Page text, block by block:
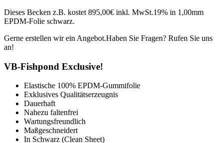
Dieses Becken z.B. kostet 895,00€ inkl. MwSt.19% in 1,00mm
EPDM-Folie schwarz.
Gerne erstellen wir ein Angebot.Haben Sie Fragen? Rufen Sie uns
an!
VB-Fishpond Exclusive!
Elastische 100% EPDM-Gummifolie
Exklusives Qualitätserzeugnis
Dauerhaft
Nahezu faltenfrei
Wartungsfreundlich
Maßgeschneidert
In Schwarz (Clean Sheet)